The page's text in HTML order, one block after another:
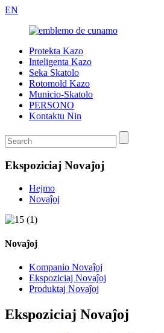
EN
Protekta Kazo
Inteligenta Kazo
Seka Skatolo
Rotomold Kazo
Municio-Skatolo
PERSONO
Kontaktu Nin
Ekspoziciaj Novaĵoj
Hejmo
Novaĵoj
Novaĵoj
Kompanio Novaĵoj
Ekspoziciaj Novaĵoj
Produktaj Novaĵoj
Ekspoziciaj Novaĵoj